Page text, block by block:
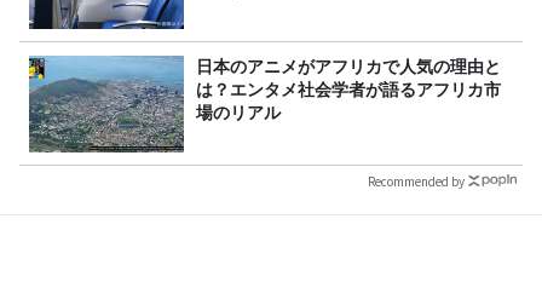
日本のアニメがアフリカで人気の理由と
は？エンタメ社会学者が語るアフリカ市
場のリアル
Recommended by